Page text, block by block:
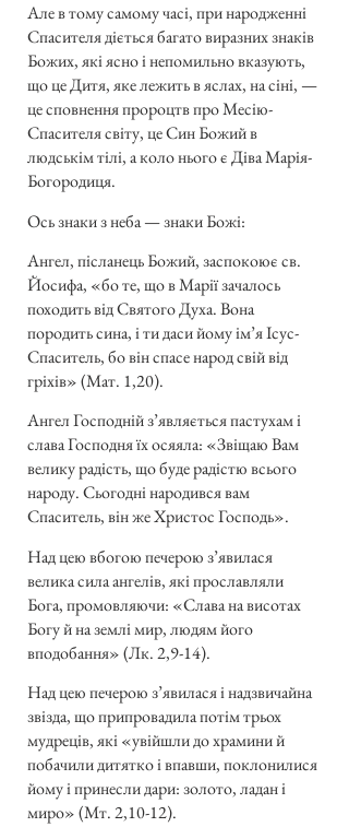
Але в тому самому часі, при народженні
Спасителя діється багато виразних знаків
Божих, які ясно і непомильно вказують,
що це Дитя, яке лежить в яслах, на сіні, —
це сповнення пророцтв про Месію-
Спасителя світу, це Син Божий в
людськім тілі, а коло нього є Діва Марія-
Богородиця.
Ось знаки з неба — знаки Божі:
Ангел, післанець Божий, заспокоює св.
Йосифа, «бо те, що в Марії зачалось
походить від Святого Духа. Вона
породить сина, і ти даси йому ім’я Ісус-
Спаситель, бо він спасе народ свій від
гріхів» (Мат. 1,20).
Ангел Господній з’являється пастухам і
слава Господня їх осяяла: «Звіщаю Вам
велику радість, що буде радістю всього
народу. Сьогодні народився вам
Спаситель, він же Христос Господь».
Над цею вбогою печерою з’явилася
велика сила ангелів, які прославляли
Бога, промовляючи: «Слава на висотах
Богу й на землі мир, людям його
вподобання» (Лк. 2,9-14).
Над цею печерою з’явилася і надзвичайна
звізда, що припровадила потім трьох
мудреців, які «увійшли до храмини й
побачили дитятко і впавши, поклонилися
йому і принесли дари: золото, ладан і
миро» (Мт. 2,10-12).